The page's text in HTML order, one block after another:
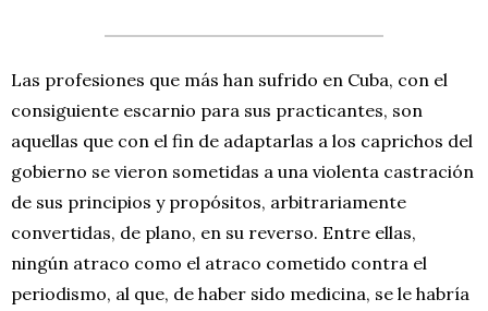
Las profesiones que más han sufrido en Cuba, con el
consiguiente escarnio para sus practicantes, son
aquellas que con el fin de adaptarlas a los caprichos del
gobierno se vieron sometidas a una violenta castración
de sus principios y propósitos, arbitrariamente
convertidas, de plano, en su reverso. Entre ellas,
ningún atraco como el atraco cometido contra el
periodismo, al que, de haber sido medicina, se le habría